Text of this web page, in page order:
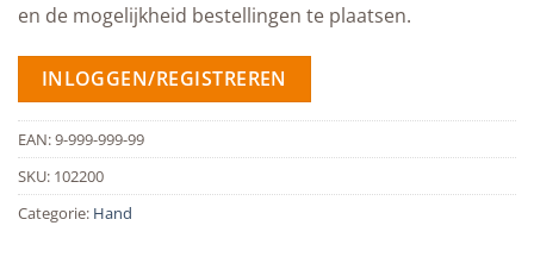
en de mogelijkheid bestellingen te plaatsen.
INLOGGEN/REGISTREREN
EAN:9-999-999-99
SKU: 102200
Categorie: Hand